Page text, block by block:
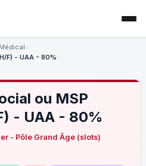
F) - UAA - 80%
ou MSP
- UAA - 80%
- Pôle Grand Âge (slots)